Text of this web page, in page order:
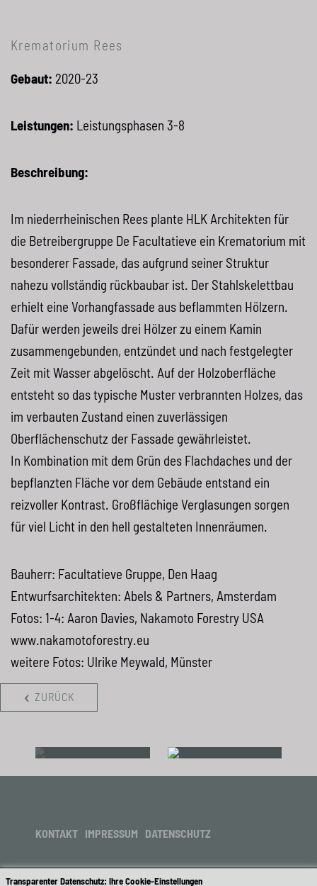
Krematorium Rees
Gebaut: 2020-23
Leistungen: Leistungsphasen 3-8
Beschreibung:
Im niederrheinischen Rees plante HLK Architekten für
die Betreibergruppe De Facultatieve ein Krematorium mit
besonderer Fassade, das aufgrund seiner Struktur
nahezu vollständig rückbaubar ist. Der Stahlskelettbau
erhielt eine Vorhangfassade aus beflammten Hölzern.
Dafür werden jeweils drei Hölzer zu einem Kamin
zusammengebunden, entzündet und nach festgelegter
Zeit mit Wasser abgelöscht. Auf der Holzoberfläche
entsteht so das typische Muster verbrannten Holzes, das
im verbauten Zustand einen zuverlässigen
Oberflächenschutz der Fassade gewährleistet.
In Kombination mit dem Grün des Flachdaches und der
bepflanzten Fläche vor dem Gebäude entstand ein
reizvoller Kontrast. Großflächige Verglasungen sorgen
für viel Licht in den hell gestalteten Innenräumen.
Bauherr: Facultatieve Gruppe, Den Haag
Entwurfsarchitekten: Abels & Partners, Amsterdam
Fotos: 1-4: Aaron Davies, Nakamoto Forestry USA
www.nakamotoforestry.eu
weitere Fotos: Ulrike Meywald, Münster
ZURÜCK
KONTAKT IMPRESSUM DATENSCHUTZ
Transparenter Datenschutz: Ihre Cookie-Einstellungen